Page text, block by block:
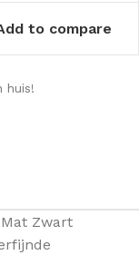
to compare
huis!
Zwart